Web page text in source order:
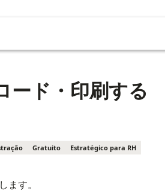
ード・印刷する
Gratuito Estratégico para RH
す。